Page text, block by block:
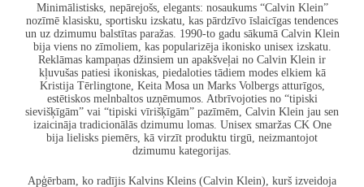
Minimālistisks, nepārejošs, elegants: nosaukums “Calvin Klein”
nozīmē klasisku, sportisku izskatu, kas pārdzīvo īslaicīgas tendences
un uz dzimumu balstītas paražas. 1990-to gadu sākumā Calvin Klein
bija viens no zīmoliem, kas popularizēja ikonisko unisex izskatu
Reklāmas kampaņas džinsiem un apakšveļai no Calvin Klein ir
kļuvušas patiesi ikoniskas, piedaloties tādiem modes elkiem kā
Kristija Tērlingtone, Keita Mosa un Marks Volbergs atturīgos,
estētiskos melnbaltos uzņēmumos. Atbrīvojoties no “tipiski
sievišķīgām” vai “tipiski vīrišķīgām” pazīmēm, Calvin Klein jau sen
izaicināja tradicionālās dzimumu lomas. Unisex smaržas CK One
bija lielisks piemērs, kā virzīt produktu tirgū, neizmantojot
dzimumu kategorijas.
Apģērbam, ko radījis Kalvins Kleins (Calvin Klein), kurš izveidoja